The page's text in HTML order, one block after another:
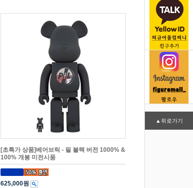
▲위로가기
[초특가 상품]베어브릭 - 필 블랙 버전 1000% &
100% 개봉 미전시품
625,000원